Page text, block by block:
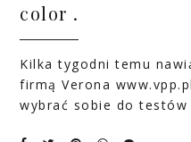
color .
Kilka tygodni temu
firmą Verona www.vpp.pl
wybrać sobie do